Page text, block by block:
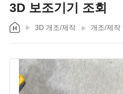
3D 보조기기 조회
3D 개조/제작 개조/제작